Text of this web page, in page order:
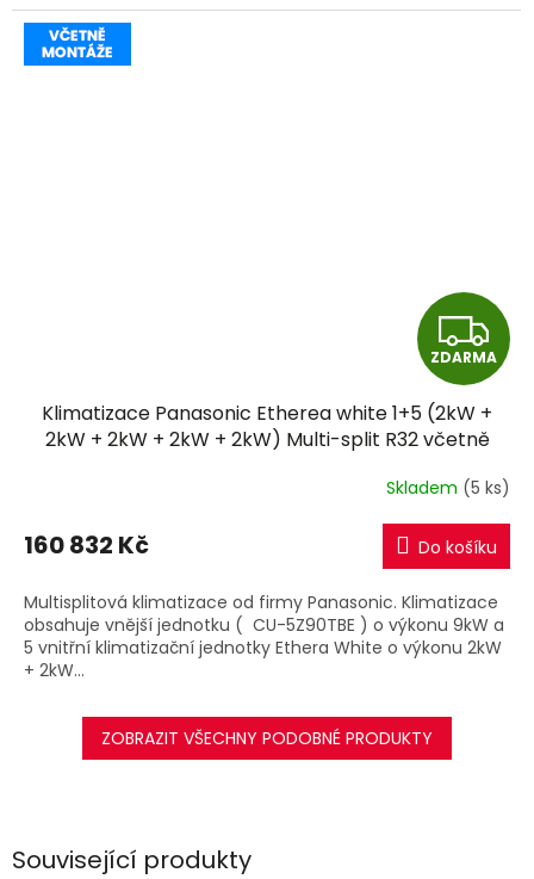
Související produkty
Z
D
A
R
M
A
ZDARMA
Klimatizace Panasonic Etherea white 1+5 (2kW +
2kW + 2kW + 2kW + 2kW) Multi-split R32 včetně
Skladem (5 ks)
160 832 Kč Do košíku
Multisplitová klimatizace od firmy Panasonic. Klimatizace
obsahuje vnější jednotku ( CU-5Z90TBE ) o výkonu 9kW a
5 vnitřní klimatizační jednotky Ethera White o výkonu 2kW
+ 2kW...
ZOBRAZIT VŠECHNY PODOBNÉ PRODUKTY